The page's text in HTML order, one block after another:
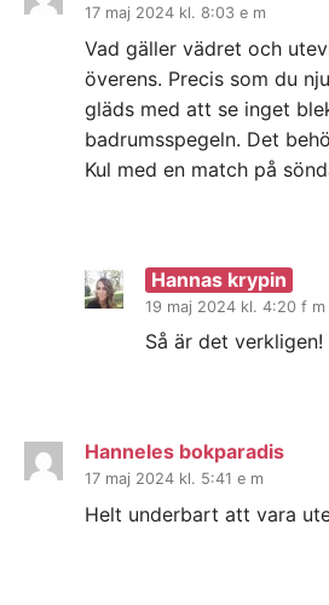
17 maj 2024 kl. 8:03 e m
Vad gäller vädret och
överens. Precis som du
gläds med att se inget
badrumsspegeln. Det
Kul med en match på
Hannas krypin
19 maj 2024 kl. 4:20 f m
Så är det verkligen!
Hanneles bokparadis
17 maj 2024 kl. 5:41 e m
Helt underbart att vara